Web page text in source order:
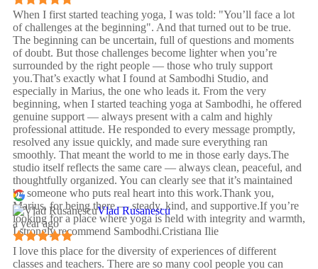
When I first started teaching yoga, I was told: "You’ll face a lot
of challenges at the beginning". And that turned out to be true.
The beginning can be uncertain, full of questions and moments
of doubt. But those challenges become lighter when you’re
surrounded by the right people — those who truly support
you.That’s exactly what I found at Sambodhi Studio, and
especially in Marius, the one who leads it. From the very
beginning, when I started teaching yoga at Sambodhi, he offered
genuine support — always present with a calm and highly
professional attitude. He responded to every message promptly,
resolved any issue quickly, and made sure everything ran
smoothly. That meant the world to me in those early days.The
studio itself reflects the same care — always clean, peaceful, and
thoughtfully organized. You can clearly see that it’s maintained
by someone who puts real heart into this work.Thank you,
Marius, for being there — steady, kind, and supportive.If you’re
looking for a place where yoga is held with integrity and warmth,
I strongly recommend Sambodhi.Cristiana Ilie
Vlad Rusanescu
a year ago
I love this place for the diversity of experiences of different
classes and teachers. There are so many cool people you can